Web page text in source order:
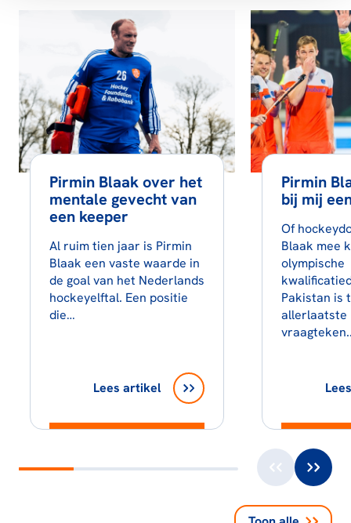
Pirmin Blaak over het
mentale gevecht van
een keeper
Al ruim tien jaar is Pirmin
Blaak een vaste waarde in
de goal van het Nederlands
hockeyelftal. Een positie
die…
Lees artikel
Pirmin
bij mij
Of
Blaak mee
olympische
Pakistan is
allerlaatste